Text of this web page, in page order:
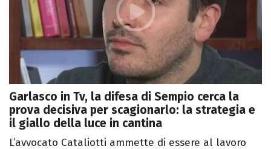
Garlasco in Tv, la difesa di Sempio cerca la
prova decisiva per scagionarlo: la strategia e
il giallo della luce in cantina
L’avvocato Cataliotti ammette di essere al lavoro